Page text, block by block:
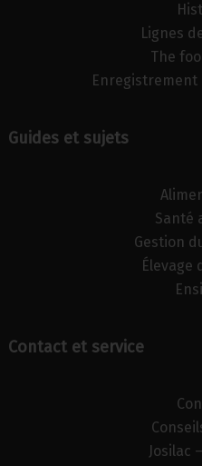
Lignes
The
Guides et sujets
Santé
Gestion
Élevage
Contact et service
Josilac